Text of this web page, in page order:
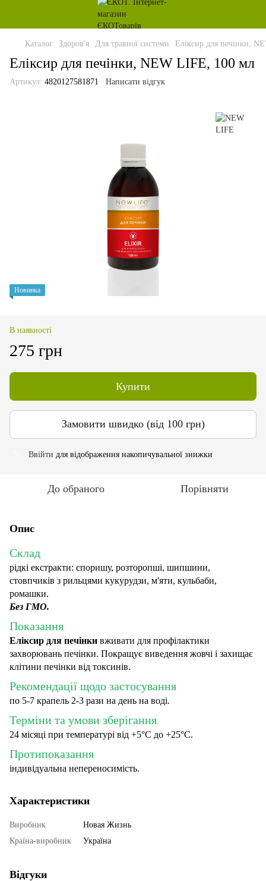
Каталог Здоров'я Для травної системи Еліксир для печінки,
Еліксир для печінки, NEW LIFE, 100 мл
Артикул: 4820127581871 Написати відгук
Новинка
В наявності
275 грн
Купити
Замовити швидко (від 100 грн)
Ввійти для відображення накопичувальної знижки
До обраного Порівняти
Опис
Склад
рідкі екстракти: споришу, розторопші, шипшини,
стовпчиків з рильцями кукурудзи, м'яти, кульбаби,
ромашки.
Без ГМО.
Показання
Еліксир для печінки вживати для профілактики
захворювань печінки. Покращує виведення жовчі і захищає
клітини печінки від токсинів.
Рекомендації щодо застосування
по 5-7 крапель 2-3 рази на день на воді.
Терміни та умови зберігання
24 місяці при температурі від +5°С до +25°C.
Протипоказання
індивідуальна непереносимість.
Характеристики
Виробник
Новая Жизнь
Країна-виробник
Україна
Відгуки